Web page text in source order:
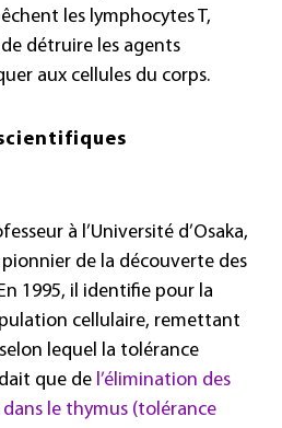
les lymphocytes T,
détruire les agents
aux cellules du corps.
à l’Université d’Osaka,
de la découverte des
1995, il identifie pour la
cellulaire, remettant
lequel la tolérance
que de l’élimination des
le thymus (tolérance